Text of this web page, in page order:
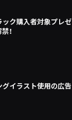
ク購入者対象プレゼ
！
イラスト使用の広告